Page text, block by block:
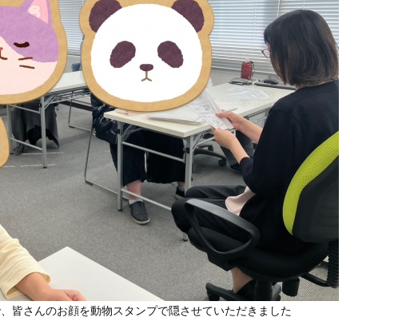
皆さんのお顔を動物スタンプで隠させていただきました